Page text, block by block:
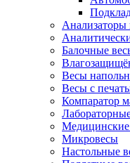
Анализаторы
Балочные
Весы
Весы с
Компаратор
Микровесы
Настольные